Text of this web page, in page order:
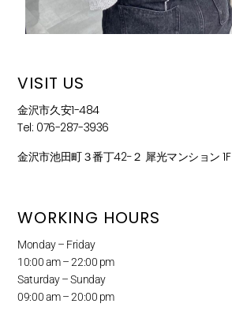
VISIT US
金沢市久安1-484
Tel: 076-287-3936
金沢市池田町３番丁42−２ 犀光マンション 1F
WORKING HOURS
Monday – Friday
10:00 am – 22:00 pm
Saturday – Sunday
09:00 am – 20:00 pm